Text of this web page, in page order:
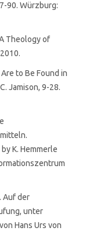
90. Würzburg:
Theology of
to Be Found in
Jamison, 9-28.
K. Hemmerle
Auf der
unter
Hans Urs von